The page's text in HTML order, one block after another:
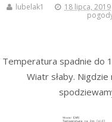
lubelak1 18 lipca, 2019
Temperatura spadnie do
Wiatr słaby. Nigdzie